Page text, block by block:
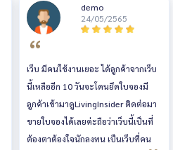
demo
24/05/2565
เว็บ มีคนใช้งานเยอะ ได้ลูกค้าจากเว็บ
นี้เหลืออีก 10 วันจะโดนยึดใบจองมี
ลูกค้าเข้ามาดูLivingInsider ติดต่อมา
ขายใบจองได้เลยค่ะถือว่าเว็บนี้เป็นที่
ต้องตาต้องใจนักลงทุน เป็นเว็บที่คน